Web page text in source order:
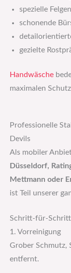
spezielle
schonende
gezielte
Handwäsche
maximalen
Professionelle
Devils
Als mobiler
Düsseldorf,
Mettmann oder
ist Teil unserer
Schritt-für-
1. Vorreinigung
Grober Schmutz,
entfernt.